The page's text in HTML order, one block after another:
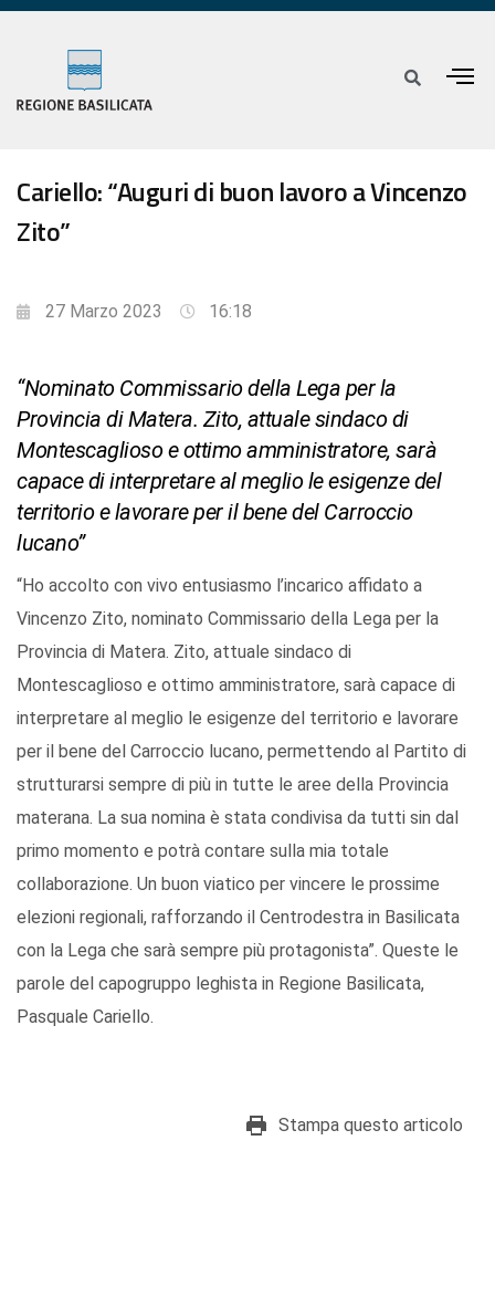
Cariello: “Auguri di buon lavoro a Vincenzo
Zito”
27 Marzo 2023 16:18
“Nominato Commissario della Lega per la
Provincia di Matera. Zito, attuale sindaco di
Montescaglioso e ottimo amministratore, sarà
capace di interpretare al meglio le esigenze del
territorio e lavorare per il bene del Carroccio
lucano”
“Ho accolto con vivo entusiasmo l’incarico affidato a
Vincenzo Zito, nominato Commissario della Lega per la
Provincia di Matera. Zito, attuale sindaco di
Montescaglioso e ottimo amministratore, sarà capace di
interpretare al meglio le esigenze del territorio e lavorare
per il bene del Carroccio lucano, permettendo al Partito di
strutturarsi sempre di più in tutte le aree della Provincia
materana. La sua nomina è stata condivisa da tutti sin dal
primo momento e potrà contare sulla mia totale
collaborazione. Un buon viatico per vincere le prossime
elezioni regionali, rafforzando il Centrodestra in Basilicata
con la Lega che sarà sempre più protagonista”. Queste le
parole del capogruppo leghista in Regione Basilicata,
Pasquale Cariello.
Stampa questo articolo